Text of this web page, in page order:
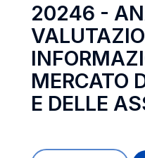
20246 -
MERCATO
E DELLE